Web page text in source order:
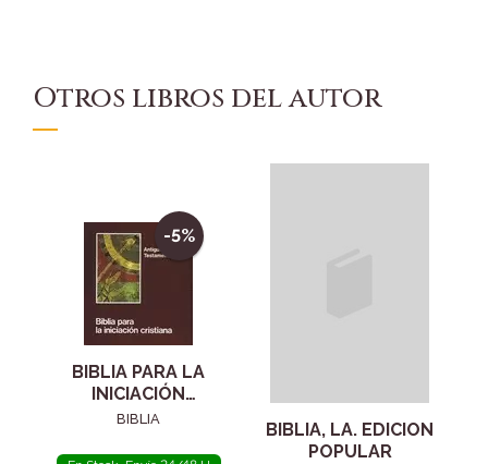
Otros libros del autor
-5%
BIBLIA PARA LA
INICIACIÓN
CRISTIANA
BIBLIA
BIBLIA, LA. EDICION
POPULAR